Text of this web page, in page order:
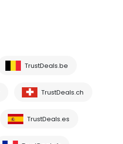
TrustDeals.be
TrustDeals.ch
TrustDeals.es